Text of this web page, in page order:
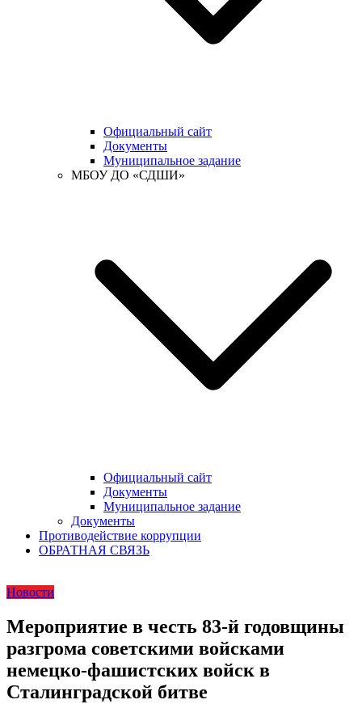
Официальный сайт
Документы
Муниципальное задание
МБОУ ДО «СДШИ»
Официальный сайт
Документы
Муниципальное задание
Документы
Противодействие коррупции
ОБРАТНАЯ СВЯЗЬ
Новости
Мероприятие в честь 83-й годовщины
разгрома советскими войсками
немецко-фашистских войск в
Сталинградской битве